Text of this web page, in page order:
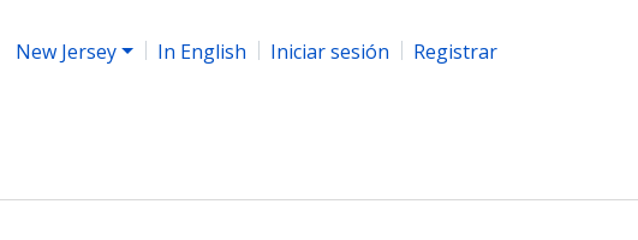
New Jersey In English Iniciar sesión Registrar